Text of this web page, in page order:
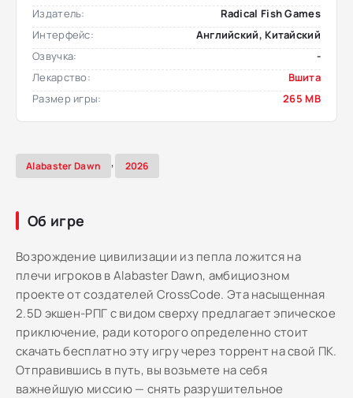
Издатель:
Radical Fish Games
Интерфейс:
Английский, Китайский
Озвучка:
-
Лекарство:
Вшита
Размер игры:
265 MB
Alabaster Dawn , 2026
Об игре
Возрождение цивилизации из пепла ложится на
плечи игроков в Alabaster Dawn, амбициозном
проекте от создателей CrossCode. Эта насыщенная
2.5D экшен-РПГ с видом сверху предлагает эпическое
приключение, ради которого определенно стоит
скачать бесплатно эту игру через торрент на свой ПК.
Отправившись в путь, вы возьмете на себя
важнейшую миссию — снять разрушительное